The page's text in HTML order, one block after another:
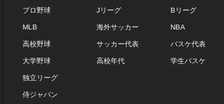
プロ野球
MLB
高校野球
大学野球
独立リーグ
侍ジャパン
Jリーグ
海外サッカー
サッカー代表
高校年代
Bリーグ
NBA
バスケ代表
学生バスケ